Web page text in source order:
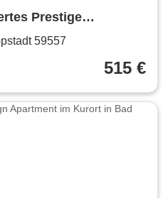
Prestige
Westernkotten
59557
515 €